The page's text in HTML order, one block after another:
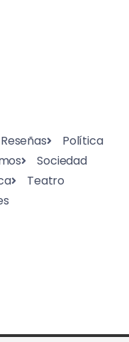
Reseñas
Política
Sociedad
Teatro